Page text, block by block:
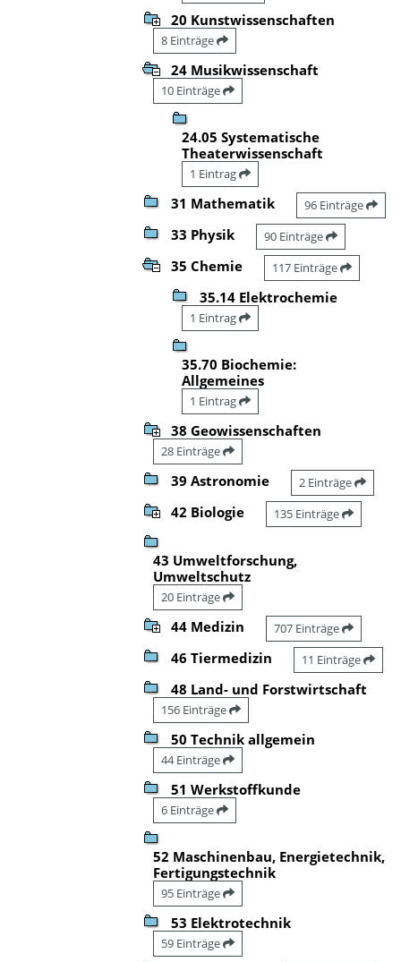
20 Kunstwissenschaften
8 Einträge
24 Musikwissenschaft
10 Einträge
24.05 Systematische
Theaterwissenschaft
1 Eintrag
31 Mathematik 96 Einträge
33 Physik 90 Einträge
35 Chemie 117 Einträge
35.14 Elektrochemie
1 Eintrag
35.70 Biochemie:
Allgemeines
1 Eintrag
38 Geowissenschaften
28 Einträge
39 Astronomie 2 Einträge
42 Biologie 135 Einträge
43 Umweltforschung,
Umweltschutz
20 Einträge
44 Medizin 707 Einträge
46 Tiermedizin 11 Einträge
48 Land- und Forstwirtschaft
156 Einträge
50 Technik allgemein
44 Einträge
51 Werkstoffkunde
6 Einträge
52 Maschinenbau, Energietechnik,
Fertigungstechnik
95 Einträge
53 Elektrotechnik
59 Einträge